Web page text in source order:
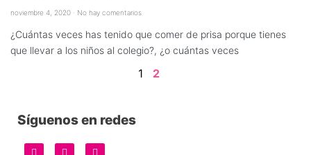
noviembre 4, 2020 No hay comentarios
¿Cuántas veces has tenido que comer de prisa porque tienes
que llevar a los niños al colegio?, ¿o cuántas veces
1 2
Síguenos en redes